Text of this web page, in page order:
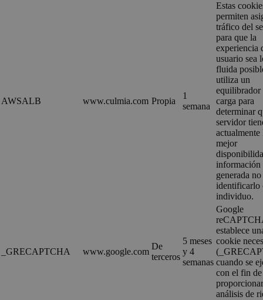
AWSALB www.culmia.com Propia
1
semana
Estas
permiten
tráfico del
para que la
experiencia
usuario sea
fluida
utiliza un
equilibrador
carga para
determinar
servidor
actualmente
mejor
información
generada
identificarlo
individuo.
_GRECAPTCHA www.google.com
De
terceros
5 meses
y 4
semanas
Google
establece
cookie
cuando se
con el fin de
análisis de